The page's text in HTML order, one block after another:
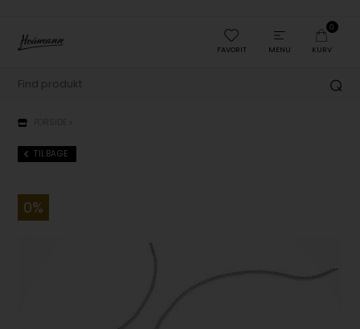
FAVORIT MENU
0
KURV
TILBAGE
0%